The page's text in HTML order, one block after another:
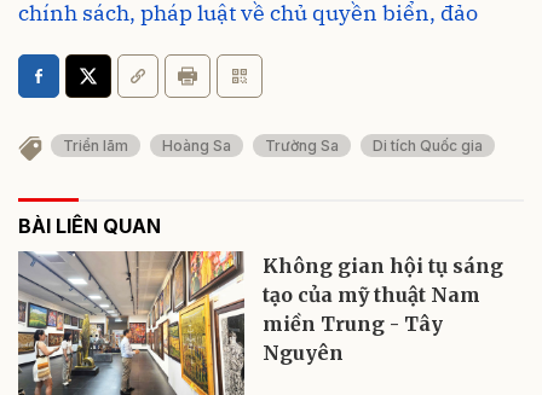
chính sách, pháp luật về chủ quyền biển, đảo
Triển lãm Hoàng Sa Trường Sa Di tích Quốc gia
BÀI LIÊN QUAN
Không gian hội tụ sáng
tạo của mỹ thuật Nam
miền Trung - Tây
Nguyên